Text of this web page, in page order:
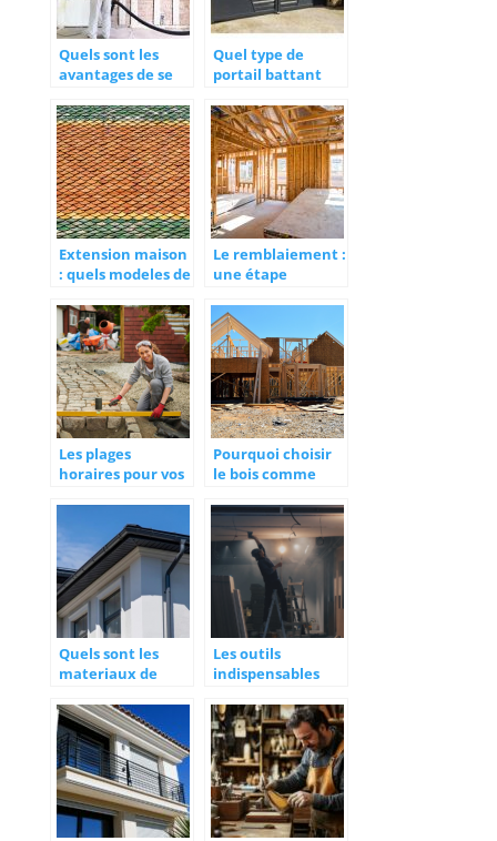
Quels sont les
avantages de se
renovation
energetique ?
Quel type de
portail battant
Extension maison
: quels modeles de
Le remblaiement :
une étape
construction
incontournable
Les plages
horaires pour vos
Pourquoi choisir
le bois comme
principal de sa
maison ?
Quels sont les
materiaux de
Les outils
indispensables
travaux